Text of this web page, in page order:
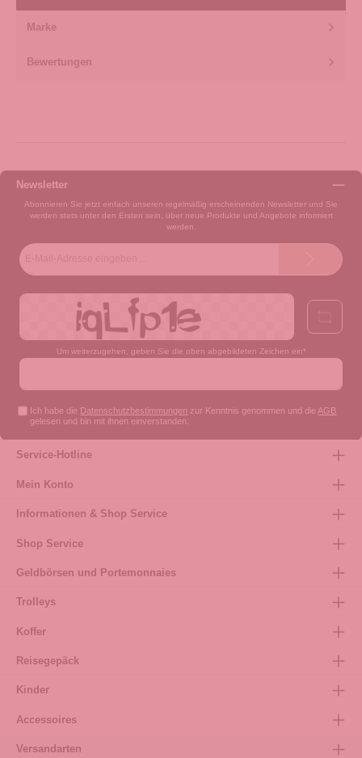
Marke
Bewertungen
Newsletter
Abonnieren Sie jetzt einfach unseren regelmäßig erscheinenden Newsletter und Sie
werden stets unter den Ersten sein, über neue Produkte und Angebote informiert
werden.
Um weiterzugehen, geben Sie die oben abgebildeten Zeichen ein*
Ich habe die Datenschutzbestimmungen zur Kenntnis genommen und die AGB
gelesen und bin mit ihnen einverstanden.
Service-Hotline
Mein Konto
Informationen & Shop Service
Shop Service
Geldbörsen und Portemonnaies
Trolleys
Koffer
Reisegepäck
Kinder
Accessoires
Versandarten